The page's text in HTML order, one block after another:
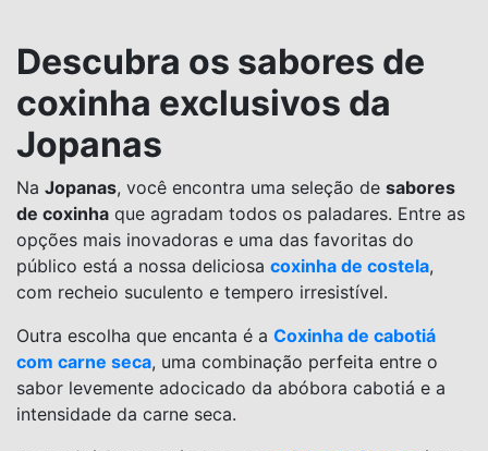
Descubra os sabores de
coxinha exclusivos da
Jopanas
Na Jopanas, você encontra uma seleção de sabores
de coxinha que agradam todos os paladares. Entre as
opções mais inovadoras e uma das favoritas do
público está a nossa deliciosa coxinha de costela,
com recheio suculento e tempero irresistível.
Outra escolha que encanta é a Coxinha de cabotiá
com carne seca, uma combinação perfeita entre o
sabor levemente adocicado da abóbora cabotiá e a
intensidade da carne seca.